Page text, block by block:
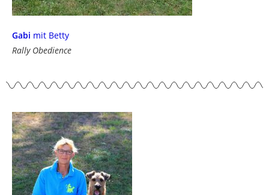
Gabi mit Betty
Rally Obedience